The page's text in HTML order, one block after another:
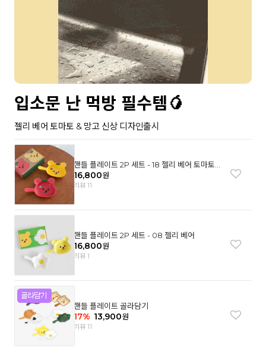
입소문 난 먹방 필수템🥭
젤리 베어 토마토 & 망고 신상 디자인출시
핸들 플레이트 2P 세트 - 18 젤리 베어 토마토
& 망고
16,800원
리뷰 11
핸들 플레이트 2P 세트 - 08 젤리 베어
16,800원
리뷰 1
핸들 플레이트 골라담기
17% 13,900원
리뷰 11